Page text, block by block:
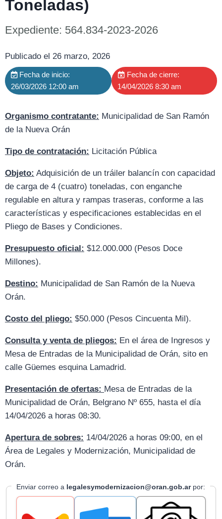
Toneladas)
Expediente: 564.834-2023-2026
Publicado el 26 marzo, 2026
Fecha de inicio:
26/03/2026 12:00 am
Fecha de cierre:
14/04/2026 8:30 am
Organismo contratante: Municipalidad de San Ramón
de la Nueva Orán
Tipo de contratación: Licitación Pública
Objeto: Adquisición de un tráiler balancín con capacidad
de carga de 4 (cuatro) toneladas, con enganche
regulable en altura y rampas traseras, conforme a las
características y especificaciones establecidas en el
Pliego de Bases y Condiciones.
Presupuesto oficial: $12.000.000 (Pesos Doce
Millones).
Destino: Municipalidad de San Ramón de la Nueva
Orán.
Costo del pliego: $50.000 (Pesos Cincuenta Mil).
Consulta y venta de pliegos: En el área de Ingresos y
Mesa de Entradas de la Municipalidad de Orán, sito en
calle Güemes esquina Lamadrid.
Presentación de ofertas: Mesa de Entradas de la
Municipalidad de Orán, Belgrano Nº 655, hasta el día
14/04/2026 a horas 08:30.
Apertura de sobres: 14/04/2026 a horas 09:00, en el
Área de Legales y Modernización, Municipalidad de
Orán.
Enviar correo a legalesymodernizacion@oran.gob.arpor: